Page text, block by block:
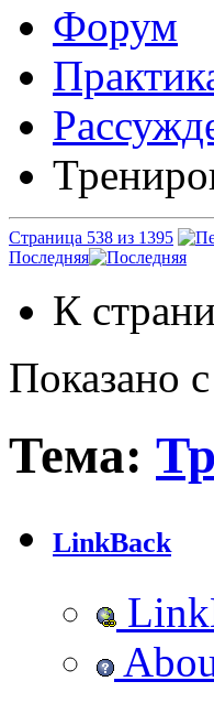
Форум
Страница 538 из 1395
Последняя
К
Показано
Тема:
LinkBack